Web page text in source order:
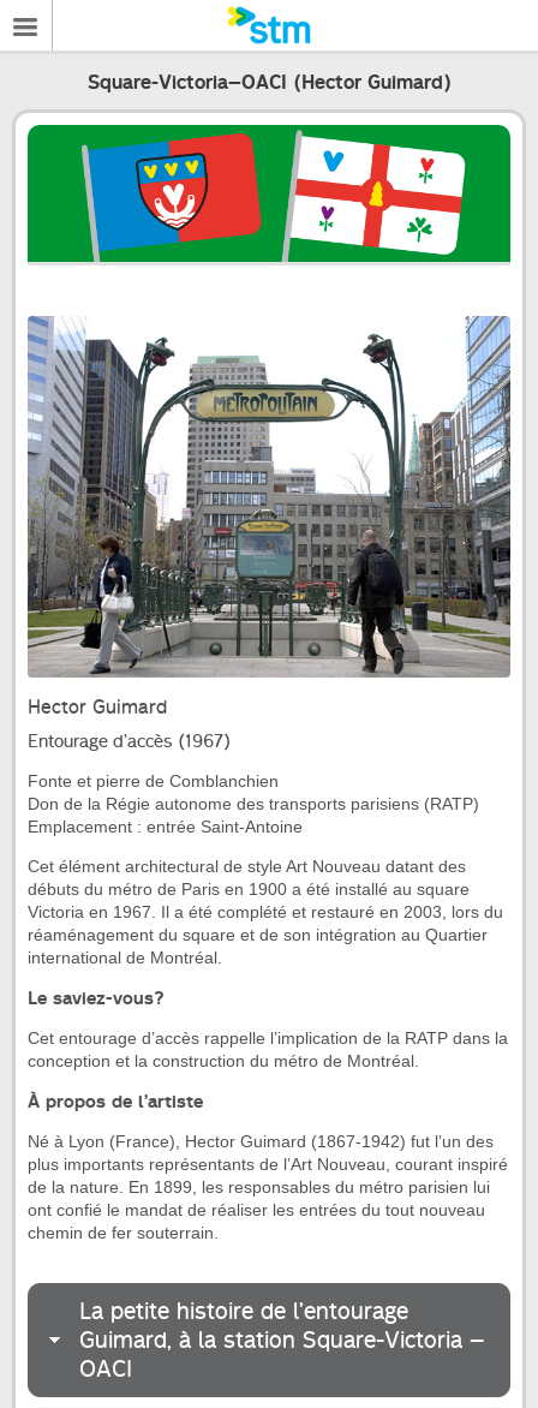
Square-Victoria–OACI (Hector Guimard)
Hector Guimard
Entourage d’accès (1967)
Fonte et pierre de Comblanchien
Don de la Régie autonome des transports parisiens (RATP)
Emplacement : entrée Saint-Antoine
Cet élément architectural de style Art Nouveau datant des
débuts du métro de Paris en 1900 a été installé au square
Victoria en 1967. Il a été complété et restauré en 2003, lors du
réaménagement du square et de son intégration au Quartier
international de Montréal.
Le saviez-vous?
Cet entourage d’accès rappelle l’implication de la RATP dans la
conception et la construction du métro de Montréal.
À propos de l’artiste
Né à Lyon (France), Hector Guimard (1867-1942) fut l’un des
plus importants représentants de l’Art Nouveau, courant inspiré
de la nature. En 1899, les responsables du métro parisien lui
ont confié le mandat de réaliser les entrées du tout nouveau
chemin de fer souterrain.
La petite histoire de l’entourage
Guimard, à la station Square-Victoria –
OACI